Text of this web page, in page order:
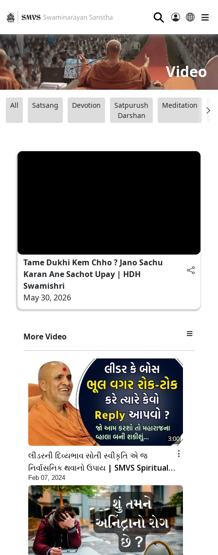
⚲
Video
All Satsang Devotion
Satpurush
Darshan
Meditation
Tame Dukhi Kem Chho ? Jano Sachu
Karan Ane Sachot Upay | HDH
Swamishri
May 30, 2026
More Video
3:00
લીડરની દિવ્યભાવ સોતી સ્વીકૃતિ એ જ
નિર્વાસનિક થવાનો ઉપાય | SMVS Spiritual
Journey
Feb 07, 2024